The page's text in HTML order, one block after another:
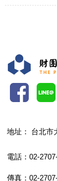
地址： 台北市
電話：02-
傳真：02-